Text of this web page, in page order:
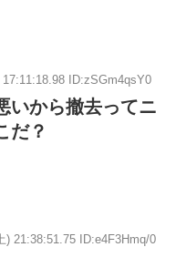
17:11:18.98 ID:zSGm4qsY0
いから撤去ってニ
だ？
) 21:38:51.75 ID:e4F3Hmq/0